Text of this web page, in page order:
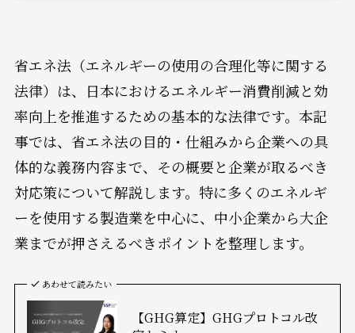
省エネ法（エネルギーの使用の合理化等に関する
法律）は、日本におけるエネルギー消費削減と効
率向上を推進するための基本的な法律です。本記
事では、省エネ法の目的・仕組みから企業への具
体的な義務内容まで、その概要と企業が取るべき
対応策について解説します。特に多くのエネルギ
ーを使用する製造業を中心に、中小企業から大企
業までが押さえるべきポイントを整理します。
あわせて読みたい
【GHG算定】GHGプロトコル改